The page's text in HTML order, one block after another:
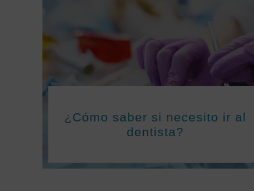
¿Cómo saber si necesito ir al
dentista?